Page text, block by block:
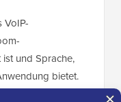
VoIP-
und Sprache,
bietet.
gleiche